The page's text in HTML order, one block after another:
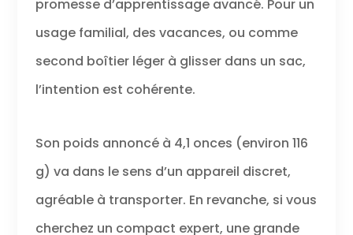
l'appareil photo
peut être incliné
pour faciliter la
composition de
vue, même dans
STABLISATEUR
L'appareil photo
Kodak Pixpro
FZ45 dispose
d'un mode de
promesse d’apprentissage avancé. Pour un
usage familial, des vacances, ou comme
second boîtier léger à glisser dans un sac,
l’intention est cohérente.
Son poids annoncé à 4,1 onces (environ 116
g) va dans le sens d’un appareil discret,
agréable à transporter. En revanche, si vous
cherchez un compact expert, une grande